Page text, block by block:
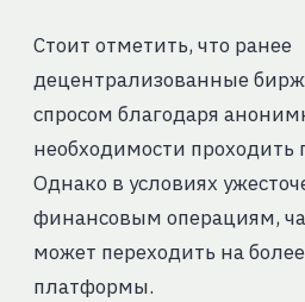
Стоит отметить, что ранее
децентрализованные
спросом благодаря
необходимости проходить
Однако в условиях
финансовым операциям,
может переходить на
платформы.